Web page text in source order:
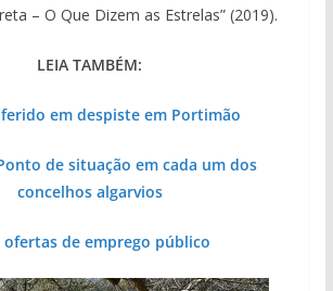
– O Que Dizem as Estrelas” (2019).
LEIA TAMBÉM:
em despiste em Portimão
de situação em cada um dos
concelhos algarvios
ofertas de emprego público